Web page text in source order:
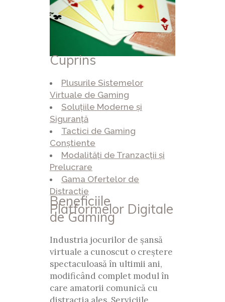
Cuprins
Plusurile Sistemelor
Virtuale de Gaming
Soluțiile Moderne și
Siguranță
Tactici de Gaming
Conștiente
Modalități de Tranzacții și
Prelucrare
Gama Ofertelor de
Distracție
Beneficiile
Platformelor Digitale
de Gaming
Industria jocurilor de șansă
virtuale a cunoscut o creștere
spectaculoasă în ultimii ani,
modificând complet modul în
care amatorii comunică cu
distracția ales. Serviciile